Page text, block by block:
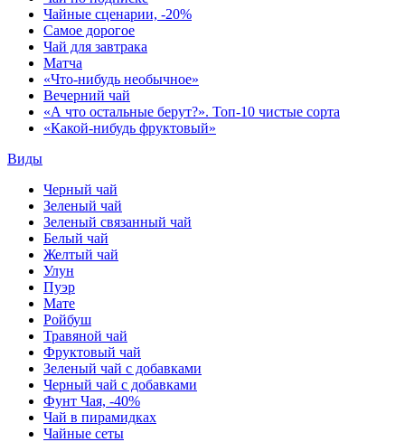
Чайные сценарии, -20%
Самое дорогое
Чай для завтрака
Матча
«Что-нибудь необычное»
Вечерний чай
«А что остальные берут?». Топ-10 чистые сорта
«Какой-нибудь фруктовый»
Виды
Черный чай
Зеленый чай
Зеленый связанный чай
Белый чай
Желтый чай
Улун
Пуэр
Мате
Ройбуш
Травяной чай
Фруктовый чай
Зеленый чай с добавками
Черный чай с добавками
Фунт Чая, -40%
Чай в пирамидках
Чайные сеты